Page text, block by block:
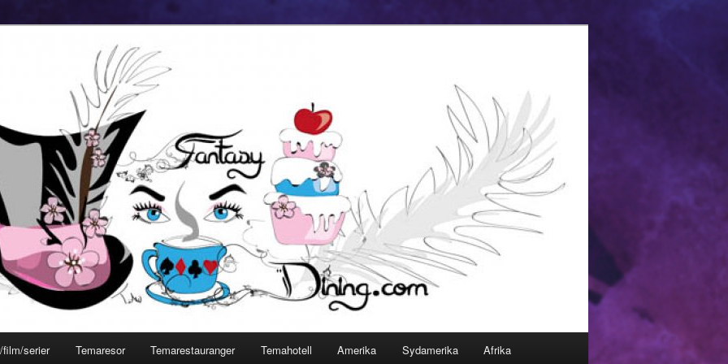
film/serier Temaresor Temarestauranger Temahotell Amerika Sydamerika Afrika